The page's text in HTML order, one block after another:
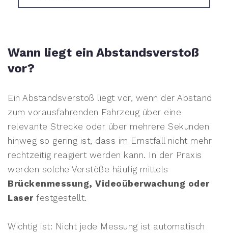
Wann liegt ein Abstandsverstoß
vor?
Ein Abstandsverstoß liegt vor, wenn der Abstand
zum vorausfahrenden Fahrzeug über eine
relevante Strecke oder über mehrere Sekunden
hinweg so gering ist, dass im Ernstfall nicht mehr
rechtzeitig reagiert werden kann. In der Praxis
werden solche Verstöße häufig mittels
Brückenmessung, Videoüberwachung oder
Laser festgestellt.
Wichtig ist: Nicht jede Messung ist automatisch